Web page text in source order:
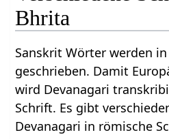
Bhrita
Sanskrit Wörter werden
geschrieben. Damit
wird Devanagari
Schrift. Es gibt
Devanagari in römische